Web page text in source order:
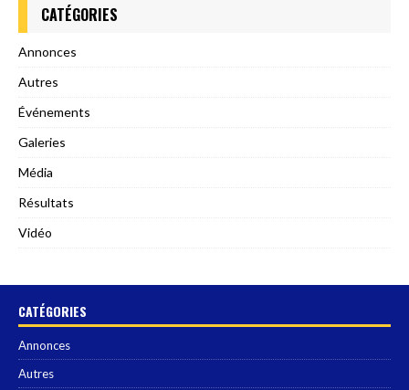
CATÉGORIES
Annonces
Autres
Événements
Galeries
Média
Résultats
Vidéo
CATÉGORIES
Annonces
Autres